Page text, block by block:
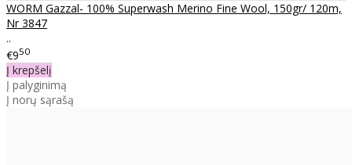
WORM Gazzal- 100% Superwash Merino Fine Wool, 150gr/ 120m,
Nr 3847
..
€950
Į krepšelį
Į palyginimą
Į norų sąrašą